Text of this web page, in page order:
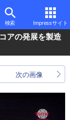
検索 Impressサイト
アの発展を製造
次の画像